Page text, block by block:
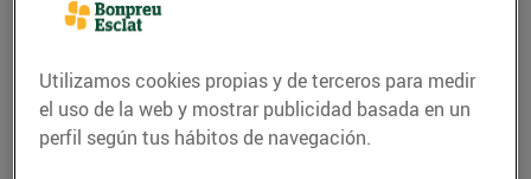
Boles de formatge de cabra farcides de
Utilizamos cookies propias y de terceros para medir
el uso de la web y mostrar publicidad basada en un
perfil según tus hábitos de navegación.